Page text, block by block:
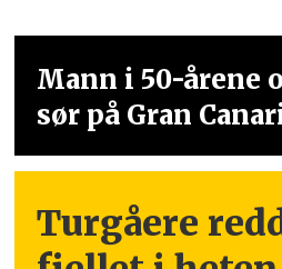
Mann i 50-årene
sør på Gran
Turgåere